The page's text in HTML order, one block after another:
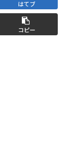
はてブ
コピー